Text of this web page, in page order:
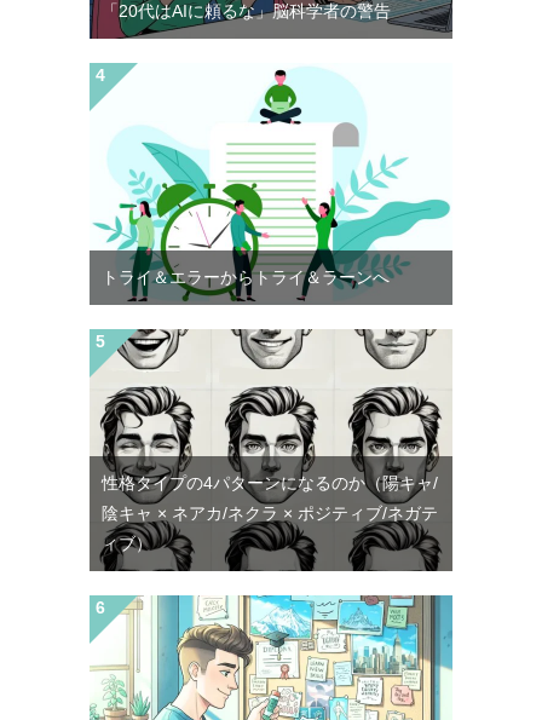
「20代はAIに頼るな」脳科学者の警告
トライ＆エラーからトライ＆ラーンへ
性格タイプの4パターンになるのか（陽キャ/
陰キャ × ネアカ/ネクラ × ポジティブ/ネガテ
ィブ）